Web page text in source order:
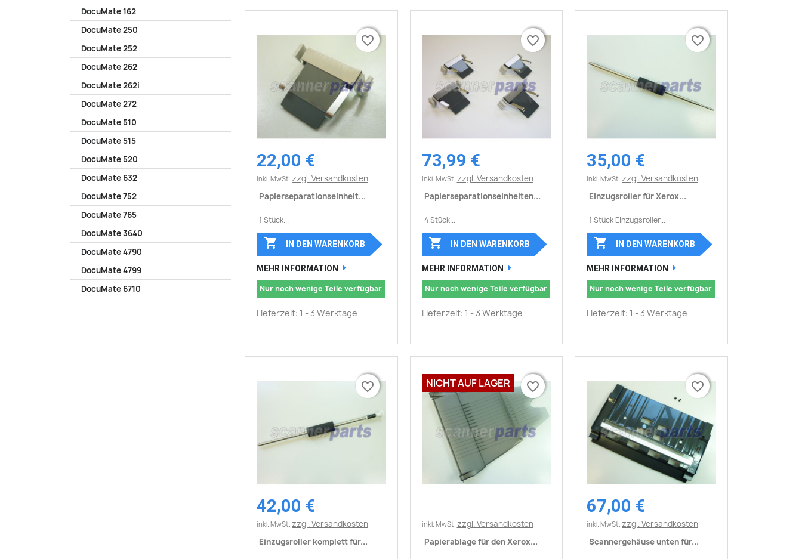
DocuMate 162
DocuMate 250
DocuMate 252
DocuMate 262
DocuMate 262i
DocuMate 272
DocuMate 510
DocuMate 515
DocuMate 520
DocuMate 632
DocuMate 752
DocuMate 765
DocuMate 3640
DocuMate 4790
DocuMate 4799
DocuMate 6710
 Vorschau
22,00 €
inkl. MwSt. zzgl. Versandkosten
Papierseparationseinheit...
1 Stück...
favorite_border
 IN DEN WARENKORB
MEHR INFORMATION
Nur noch wenige Teile verfügbar
Lieferzeit: 1 - 3 Werktage
favorite_border
 Vorschau
73,99 €
inkl. MwSt. zzgl. Versandkosten
Papierseparationseinheiten...
4 Stück...
favorite_border
 IN DEN WARENKORB
MEHR INFORMATION
Nur noch wenige Teile verfügbar
Lieferzeit: 1 - 3 Werktage
favorite_border
 Vorschau
35,00 €
inkl. MwSt. zzgl. Versandkosten
Einzugsroller für Xerox...
1 Stück Einzugsroller...
favorite_border
 IN DEN WARENKORB
MEHR INFORMATION
Nur noch wenige Teile verfügbar
Lieferzeit: 1 - 3 Werktage
favorite_border
 Vorschau
42,00 €
inkl. MwSt. zzgl. Versandkosten
Einzugsroller komplett für...
favorite_border
favorite_border
inkl. MwSt. zzgl. Versandkosten
Papierablage für den Xerox...
favorite_border
NICHT AUF LAGER favorite_border
 Vorschau
67,00 €
inkl. MwSt. zzgl. Versandkosten
Scannergehäuse unten für...
favorite_border
favorite_border